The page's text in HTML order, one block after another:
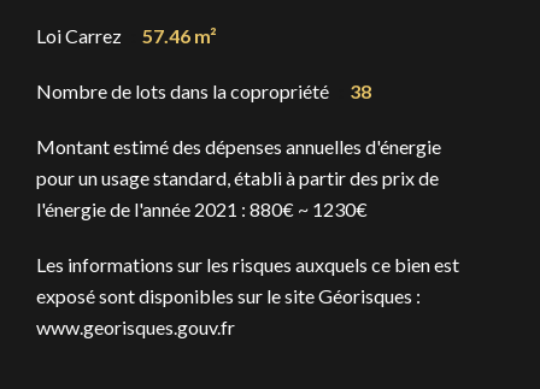
Loi Carrez 57.46 m²
Nombre de lots dans la copropriété 38
Montant estimé des dépenses annuelles d'énergie
pour un usage standard, établi à partir des prix de
l'énergie de l'année 2021 : 880€ ~ 1230€
Les informations sur les risques auxquels ce bien est
exposé sont disponibles sur le site Géorisques :
www.georisques.gouv.fr